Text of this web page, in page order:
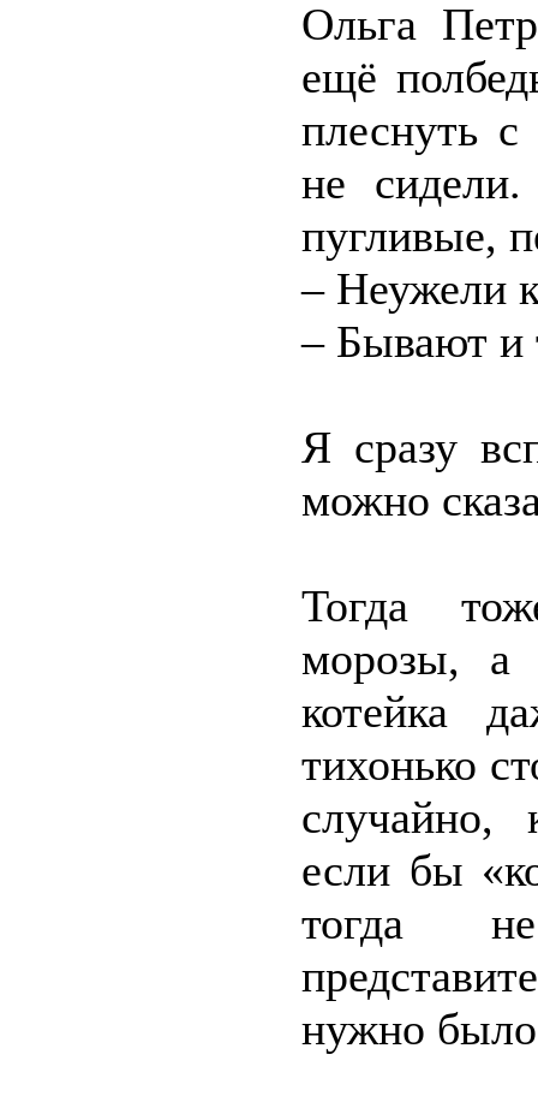
Ольга
ещё
плеснуть
не
пугливые,
– Неужели
– Бывают и
Я сразу
можно
Тогда
морозы, а
котейка
тихонько
случайно,
если бы
тогда
нужно было